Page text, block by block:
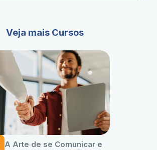
Veja mais Cursos
A Arte de se Comunicar e